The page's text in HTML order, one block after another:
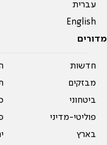
עברית
English
מדורים
חדשות
מבזקים
ביטחוני
פוליטי-מדיני
בארץ